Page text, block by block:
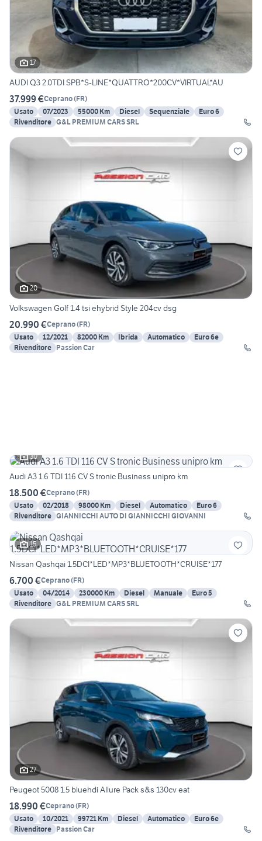
17
AUDI Q3 2.0TDI SPB*S-LINE*QUATTRO*200CV*VIRTUAL*AU
37.999 €Ceprano(FR)
Usato
07/2023 55000 Km Diesel Sequenziale
Euro 6
Rivenditore G&L PREMIUM CARS SRL
20
Volkswagen Golf 1.4 tsi ehybrid Style 204cv dsg
20.990 €Ceprano(FR)
Usato
12/2021 82000 Km Ibrida Automatico
Euro 6e
Rivenditore Passion Car
30
Audi A3 1.6 TDI 116 CV S tronic Business unipro km
18.500 €Ceprano(FR)
Usato
02/2018 98000 Km Diesel Automatico
Euro 6
Rivenditore GIANNICCHI AUTO DI GIANNICCHI GIOVANNI
15
Nissan Qashqai 1.5DCI*LED*MP3*BLUETOOTH*CRUISE*177
6.700 €Ceprano(FR)
Usato
04/2014 230000 Km Diesel Manuale
Euro 5
Rivenditore G&L PREMIUM CARS SRL
27
Peugeot 5008 1.5 bluehdi Allure Pack s&s 130cv eat
18.990 €Ceprano(FR)
Usato
10/2021 99721 Km Diesel Automatico
Euro 6e
Rivenditore Passion Car